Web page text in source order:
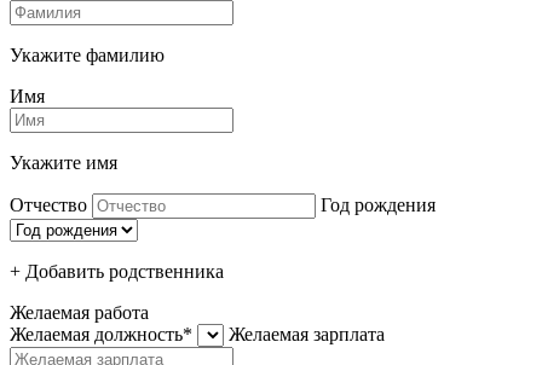
Укажите фамилию
Имя
Укажите имя
Отчество Год рождения
+ Добавить родcтвенника
Желаемая работа
Желаемая должность*
Желаемая зарплата